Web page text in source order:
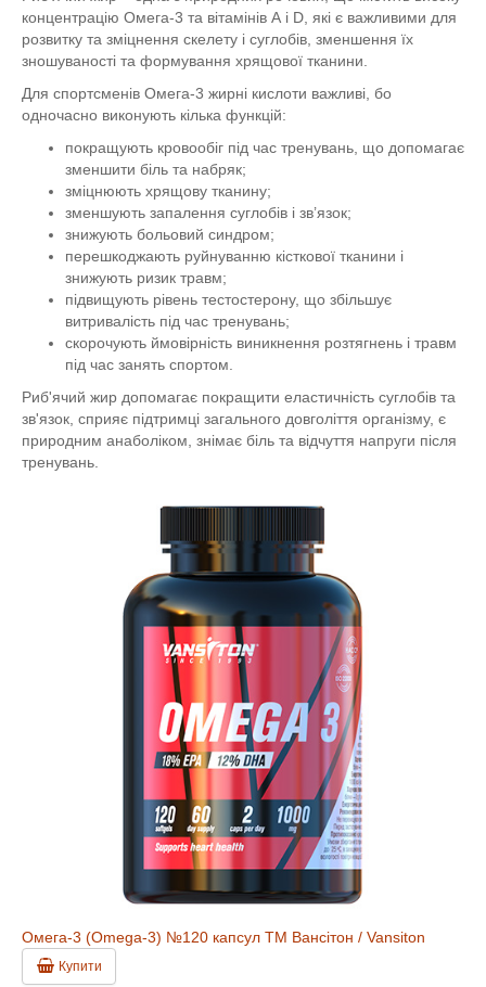
концентрацію Омега-3 та вітамінів А і D, які є важливими для
розвитку та зміцнення скелету і суглобів, зменшення їх
зношуваності та формування хрящової тканини.
Для спортсменів Омега-3 жирні кислоти важливі, бо
одночасно виконують кілька функцій:
покращують кровообіг під час тренувань, що допомагає
зменшити біль та набряк;
зміцнюють хрящову тканину;
зменшують запалення суглобів і зв’язок;
знижують больовий синдром;
перешкоджають руйнуванню кісткової тканини і
знижують ризик травм;
підвищують рівень тестостерону, що збільшує
витривалість під час тренувань;
скорочують ймовірність виникнення розтягнень і травм
під час занять спортом.
Риб'ячий жир допомагає покращити еластичність суглобів та
зв'язок, сприяє підтримці загального довголіття організму, є
природним анаболіком, знімає біль та відчуття напруги після
тренувань.
Омега-3 (Omega-3) №120 капсул ТМ Вансітон / Vansiton
Купити